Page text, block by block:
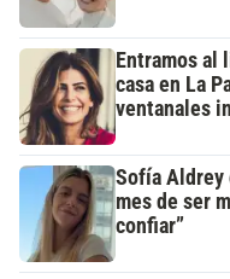
Entramos al
casa en La
ventanales
Sofía Aldrey
mes de ser
confiar”